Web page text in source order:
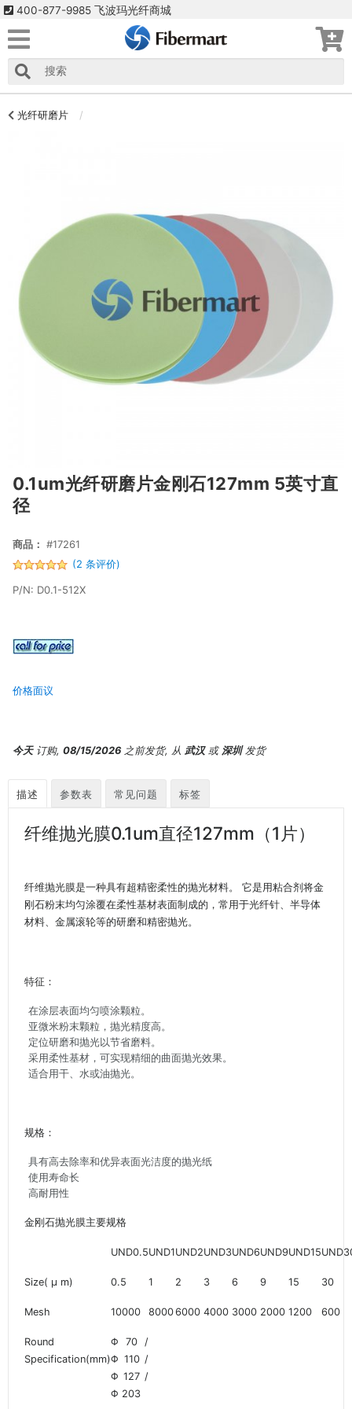
400-877-9985 飞波玛光纤商城
光纤研磨片
0.1um光纤研磨片金刚石127mm 5英寸直
径
商品： #17261
(2 条评价)
P/N: D0.1-512X
价格面议
今天订购,08/15/2026 之前发货, 从武汉或 深圳发货
描述 参数表 常见问题 标签
纤维抛光膜0.1um直径127mm（1片）
纤维抛光膜是一种具有超精密柔性的抛光材料。 它是用粘合剂将金
刚石粉末均匀涂覆在柔性基材表面制成的，常用于光纤针、半导体
材料、金属滚轮等的研磨和精密抛光。
特征：
在涂层表面均匀喷涂颗粒。
亚微米粉末颗粒，抛光精度高。
定位研磨和抛光以节省磨料。
采用柔性基材，可实现精细的曲面抛光效果。
适合用干、水或油抛光。
规格：
具有高去除率和优异表面光洁度的抛光纸
使用寿命长
高耐用性
金刚石抛光膜主要规格
UND0.5UND1UND2UND3UND6UND9UND15
Size( μ m) 0.5 1 2 3 6 9 15 30
Mesh 10000 80006000 4000 3000 2000 1200 600
Round
Specification(mm)
Φ 70 /
Φ 110 /
Φ 127 /
Φ 203